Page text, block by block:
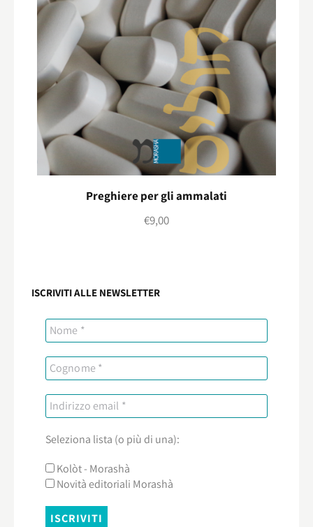
Preghiere per gli ammalati
€9,00
ISCRIVITI ALLE NEWSLETTER
Seleziona lista (o più di una):
Kolòt - Morashà
Novità editoriali Morashà